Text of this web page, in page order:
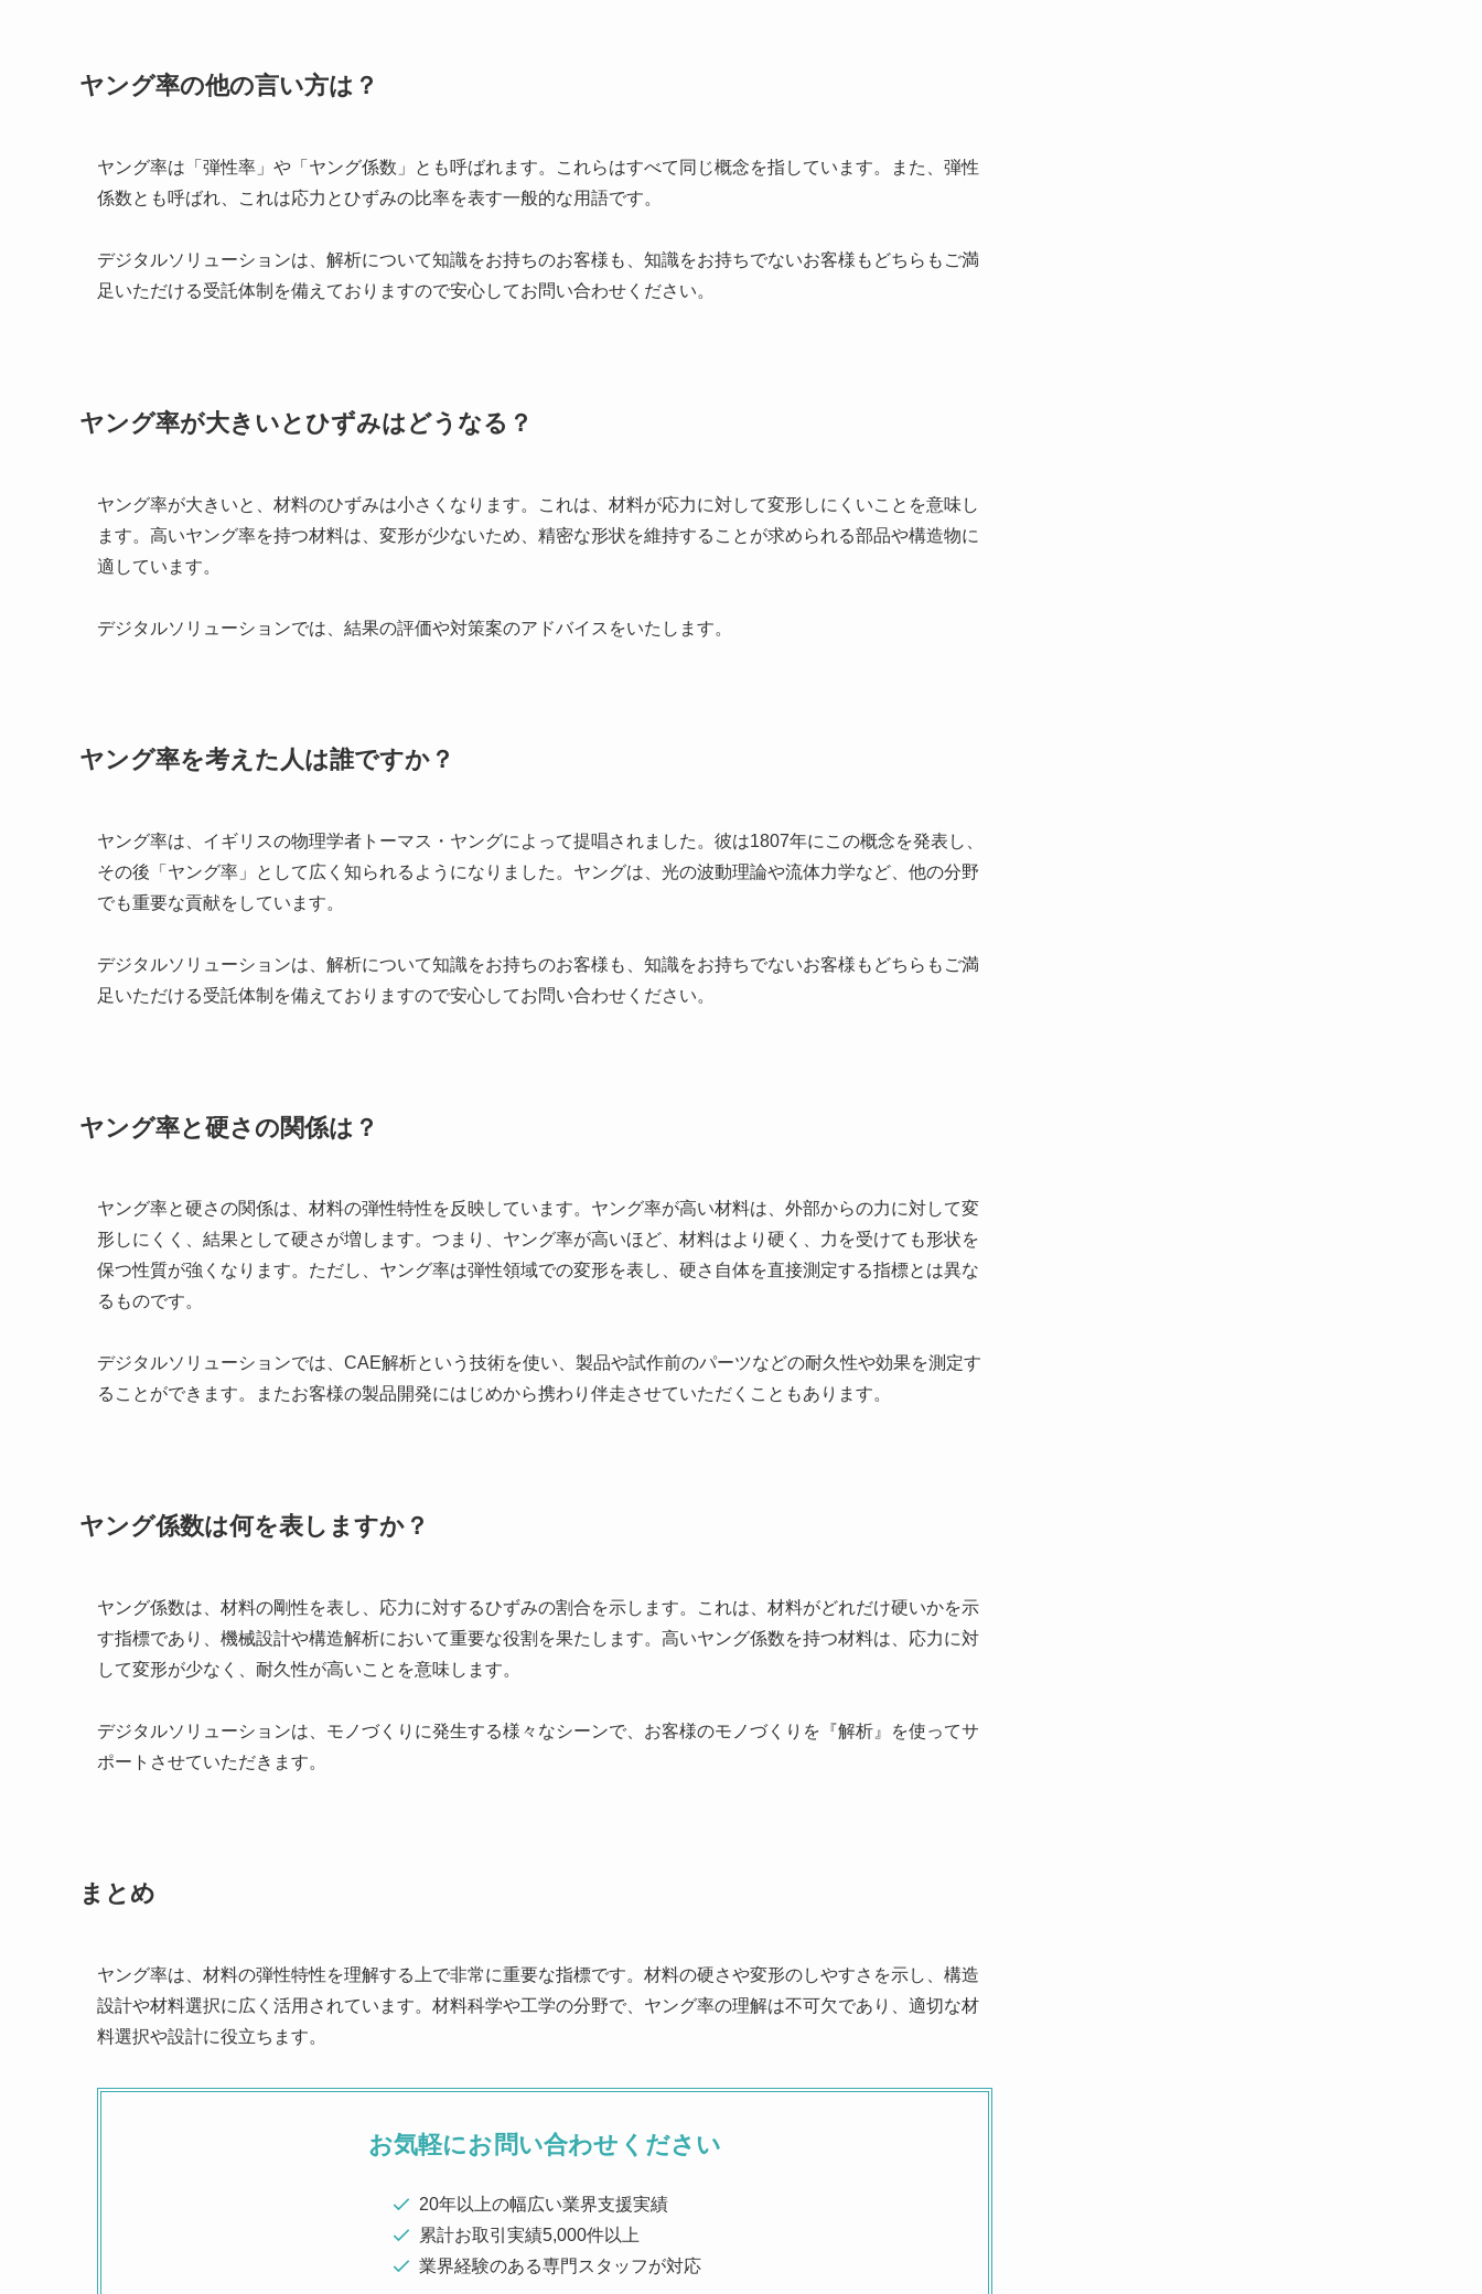
ヤング率の他の言い方は？
ヤング率は「弾性率」や「ヤング係数」とも呼ばれます。これらはすべて同じ概念を指しています。また、弾性
係数とも呼ばれ、これは応力とひずみの比率を表す一般的な用語です。
デジタルソリューションは、解析について知識をお持ちのお客様も、知識をお持ちでないお客様もどちらもご満
足いただける受託体制を備えておりますので安心してお問い合わせください。
ヤング率が大きいとひずみはどうなる？
ヤング率が大きいと、材料のひずみは小さくなります。これは、材料が応力に対して変形しにくいことを意味し
ます。高いヤング率を持つ材料は、変形が少ないため、精密な形状を維持することが求められる部品や構造物に
適しています。
デジタルソリューションでは、結果の評価や対策案のアドバイスをいたします。
ヤング率を考えた人は誰ですか？
ヤング率は、イギリスの物理学者トーマス・ヤングによって提唱されました。彼は1807年にこの概念を発表し、
その後「ヤング率」として広く知られるようになりました。ヤングは、光の波動理論や流体力学など、他の分野
でも重要な貢献をしています。
デジタルソリューションは、解析について知識をお持ちのお客様も、知識をお持ちでないお客様もどちらもご満
足いただける受託体制を備えておりますので安心してお問い合わせください。
ヤング率と硬さの関係は？
ヤング率と硬さの関係は、材料の弾性特性を反映しています。ヤング率が高い材料は、外部からの力に対して変
形しにくく、結果として硬さが増します。つまり、ヤング率が高いほど、材料はより硬く、力を受けても形状を
保つ性質が強くなります。ただし、ヤング率は弾性領域での変形を表し、硬さ自体を直接測定する指標とは異な
るものです。
デジタルソリューションでは、CAE解析という技術を使い、製品や試作前のパーツなどの耐久性や効果を測定す
ることができます。またお客様の製品開発にはじめから携わり伴走させていただくこともあります。
ヤング係数は何を表しますか？
ヤング係数は、材料の剛性を表し、応力に対するひずみの割合を示します。これは、材料がどれだけ硬いかを示
す指標であり、機械設計や構造解析において重要な役割を果たします。高いヤング係数を持つ材料は、応力に対
して変形が少なく、耐久性が高いことを意味します。
デジタルソリューションは、モノづくりに発生する様々なシーンで、お客様のモノづくりを『解析』を使ってサ
ポートさせていただきます。
まとめ
ヤング率は、材料の弾性特性を理解する上で非常に重要な指標です。材料の硬さや変形のしやすさを示し、構造
設計や材料選択に広く活用されています。材料科学や工学の分野で、ヤング率の理解は不可欠であり、適切な材
料選択や設計に役立ちます。
お気軽にお問い合わせください
20年以上の幅広い業界支援実績
累計お取引実績5,000件以上
業界経験のある専門スタッフが対応